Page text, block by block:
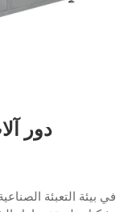
دور
في بيئة التعبئة